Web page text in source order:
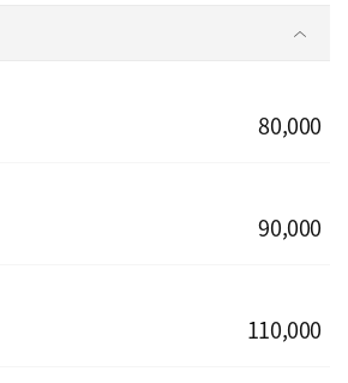
80,000
90,000
110,000